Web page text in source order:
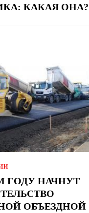
КАКАЯ ОНА?
ГОДУ НАЧНУТ
ОБЪЕЗДНОЙ